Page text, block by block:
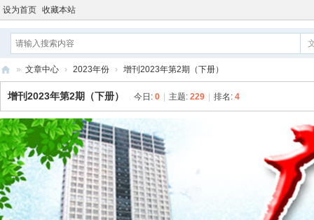
设为首页 收藏本站
» 文章中心 › 2023年份 › 增刊2023年第2期（下册）
增刊2023年第2期（下册） 今日: 0 主题: 229 排名: 4